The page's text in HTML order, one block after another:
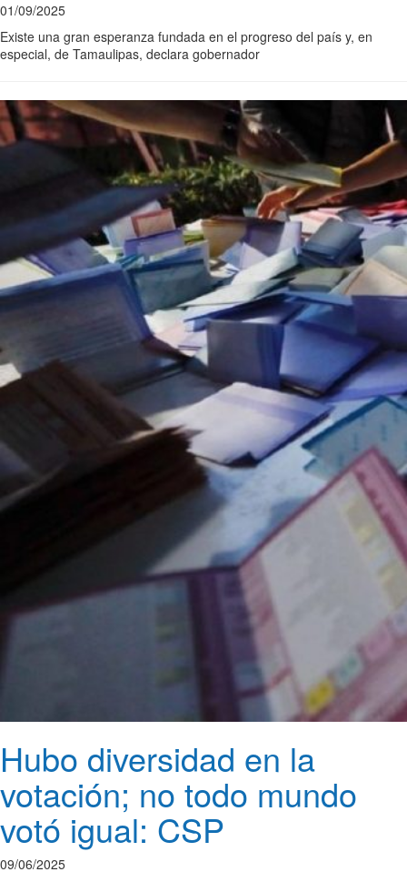
01/09/2025
Existe una gran esperanza fundada en el progreso del país y, en
especial, de Tamaulipas, declara gobernador
Hubo diversidad en la
votación; no todo mundo
votó igual: CSP
09/06/2025